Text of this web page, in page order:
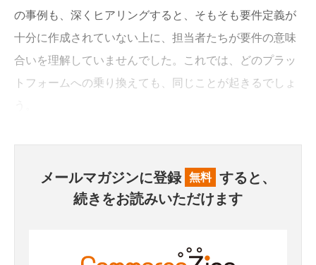
の事例も、深くヒアリングすると、そもそも要件定義が
十分に作成されていない上に、担当者たちが要件の意味
合いを理解していませんでした。これでは、どのプラッ
トフォームへの乗り換えても、同じことが起きるでしょ
メールマガジンに登録 無料 すると、
続きをお読みいただけます